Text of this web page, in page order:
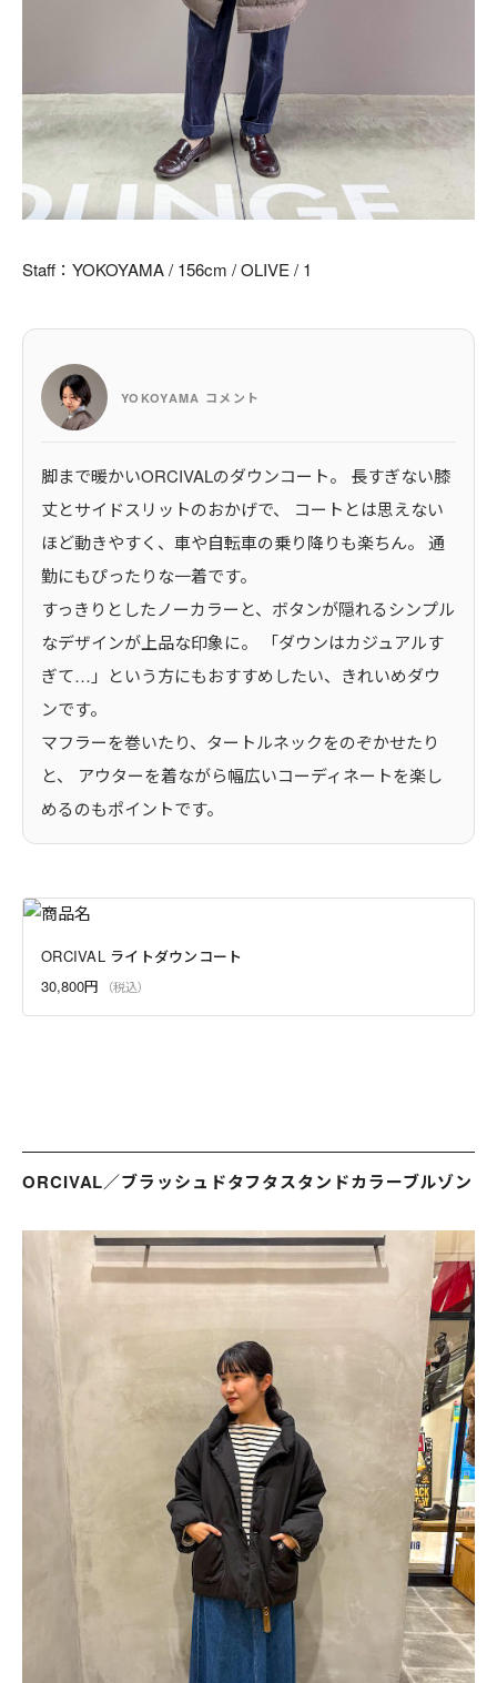
Staff：YOKOYAMA / 156cm / OLIVE / 1
YOKOYAMA コメント
脚まで暖かいORCIVALのダウンコート。 長すぎない膝
丈とサイドスリットのおかげで、 コートとは思えない
ほど動きやすく、車や自転車の乗り降りも楽ちん。 通
勤にもぴったりな一着です。
すっきりとしたノーカラーと、ボタンが隠れるシンプル
なデザインが上品な印象に。 「ダウンはカジュアルす
ぎて…」という方にもおすすめしたい、きれいめダウ
ンです。
マフラーを巻いたり、タートルネックをのぞかせたり
と、 アウターを着ながら幅広いコーディネートを楽し
めるのもポイントです。
ORCIVAL ライトダウンコート
30,800円
ORCIVAL／ブラッシュドタフタスタンドカラーブルゾン